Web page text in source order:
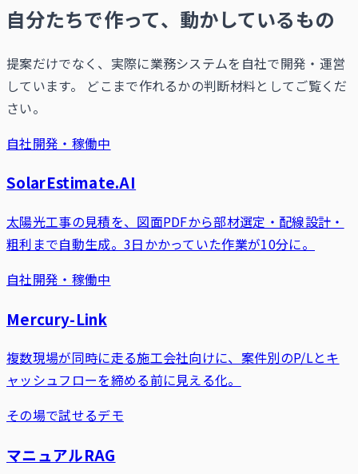
自分たちで作って、動かしているもの
提案だけでなく、実際に業務システムを自社で開発・運営
しています。 どこまで作れるかの判断材料としてご覧くだ
さい。
自社開発・稼働中
SolarEstimate.AI
太陽光工事の見積を、図面PDFから部材選定・配線設計・
粗利まで自動生成。3日かかっていた作業が10分に。
自社開発・稼働中
Mercury-Link
複数現場が同時に走る施工会社向けに、案件別のP/Lとキ
ャッシュフローを締める前に見える化。
その場で試せるデモ
マニュアルRAG